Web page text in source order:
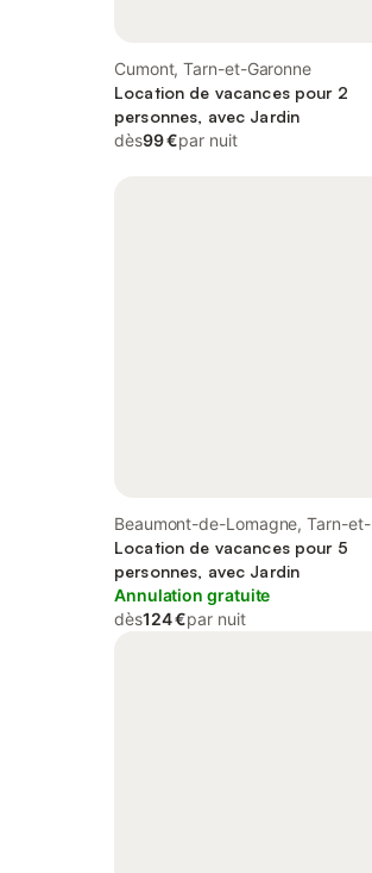
Cumont, Tarn-et-Garonne
Location de vacances pour 2
personnes, avec Jardin
dès99 €par nuit
Beaumont-de-Lomagne, Tarn-et-
Garonne
Location de vacances pour 5
personnes, avec Jardin
Annulation gratuite
dès124 €par nuit